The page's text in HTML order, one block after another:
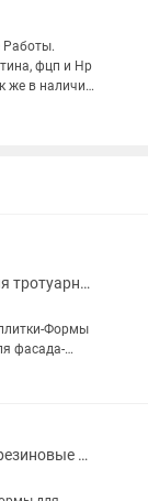
Работы.
фцп и Hp
же в наличии
Цены
Резиновые формы для тротуарной плитки-брусчатки-Скидки-50%
Формы
фасада-
до -50%!-
Скидки -50%-Формы резиновые для брусчатки-тротуарной плитки.